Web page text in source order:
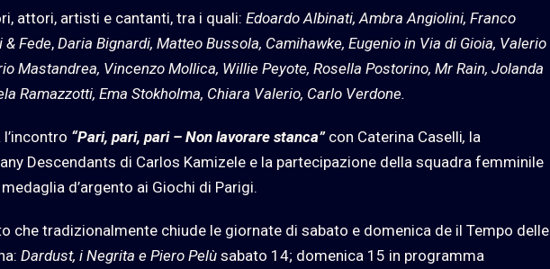
attori, artisti e cantanti, tra i quali: Edoardo Albinati, Ambra Angiolini, Franco
& Fede, Daria Bignardi, Matteo Bussola, Camihawke, Eugenio in Via di Gioia, Valerio
Mastandrea, Vincenzo Mollica, Willie Peyote, Rosella Postorino, Mr Rain, Jolanda
Ramazzotti, Ema Stokholma, Chiara Valerio, Carlo Verdone.
“Pari, pari, pari – Non lavorare stanca” con Caterina Caselli, la
Descendants di Carlos Kamizele e la partecipazione della squadra femminile
d’argento ai Giochi di Parigi.
che tradizionalmente chiude le giornate di sabato e domenica de il Tempo delle
Dardust, i Negrita e Piero Pelù sabato 14; domenica 15 in programma